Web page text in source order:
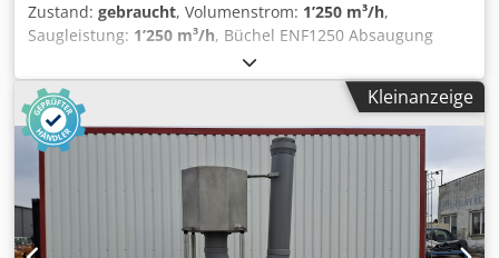
Zustand: gebraucht, Volumenstrom: 1’250 m³/h,
Saugleistung: 1’250 m³/h, Büchel ENF1250 Absaugung
Luftfilter CNC Maschine Emulsionsnebelabscheider
gebraucht wie Bilder aus Lagerbestand (Lagerspuren)
Weitere Technische Informationen entnehmen Sie bitte
den Bildern Lieferumfang wie abgebildet mit Rechnung
Die Rechnung wird beim Versand beigelegt. The invoice
will be enclosed with the shipment. Crjdpjzkak Ujfx Ac Eof
Zahlungsmethode Bank Selbstabholung Information über
Bankverbindung, Zahlungsmodalitäten, etc. erhalten Sie
per eMail W117
Kleinanzeige